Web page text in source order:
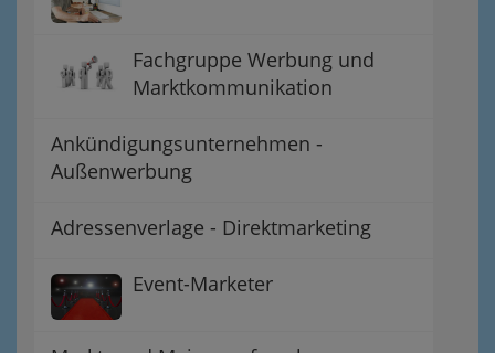
Fachgruppe Werbung und
Marktkommunikation
Ankündigungsunternehmen -
Außenwerbung
Adressenverlage - Direktmarketing
Event-Marketer